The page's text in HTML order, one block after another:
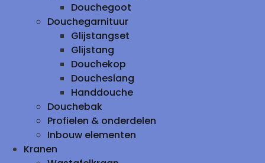
Douchegoot
Douchegarnituur
Glijstangset
Glijstang
Douchekop
Doucheslang
Handdouche
Douchebak
Profielen & onderdelen
Inbouw elementen
Kranen